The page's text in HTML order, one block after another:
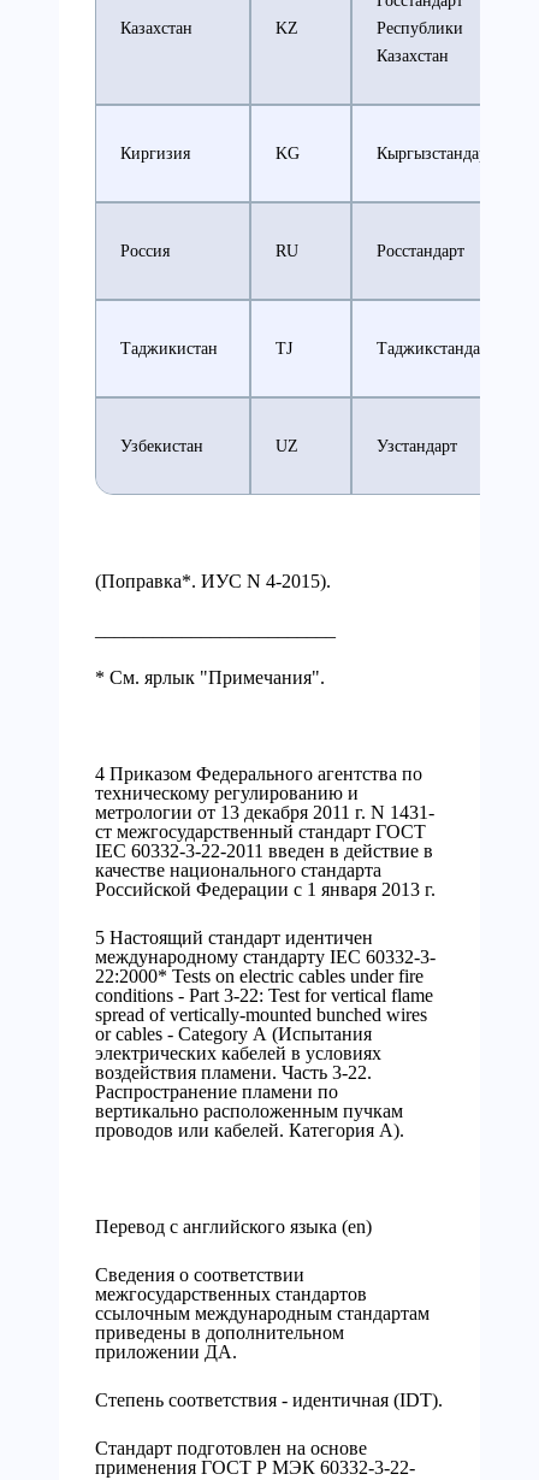
Казахстан KZ
Республики
Казахстан
Киргизия KG Кыргызстандарт
Россия RU Росстандарт
Таджикистан TJ Таджикстандарт
Узбекистан UZ Узстандарт
(Поправка*. ИУС N 4-2015).
* См. ярлык "Примечания".
4 Приказом Федерального агентства по
техническому регулированию и
метрологии от 13 декабря 2011 г. N 1431-
ст межгосударственный стандарт ГОСТ
IEC 60332-3-22-2011 введен в действие в
качестве национального стандарта
Российской Федерации с 1 января 2013 г.
5 Настоящий стандарт идентичен
международному стандарту IEC 60332-3-
22:2000* Tests on electric cables under fire
conditions - Part 3-22: Test for vertical flame
spread of vertically-mounted bunched wires
or cables - Category А (Испытания
электрических кабелей в условиях
воздействия пламени. Часть 3-22.
Распространение пламени по
вертикально расположенным пучкам
проводов или кабелей. Категория А).
Перевод с английского языка (en)
Сведения о соответствии
межгосударственных стандартов
ссылочным международным стандартам
приведены в дополнительном
приложении ДА.
Степень соответствия - идентичная (IDT).
Стандарт подготовлен на основе
применения ГОСТ Р МЭК 60332-3-22-